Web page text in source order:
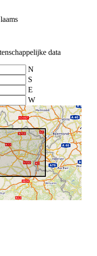
data
N
S
E
W